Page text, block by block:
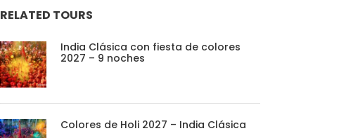
RELATED TOURS
India Clásica con fiesta de colores
2027 – 9 noches
Colores de Holi 2027 – India Clásica